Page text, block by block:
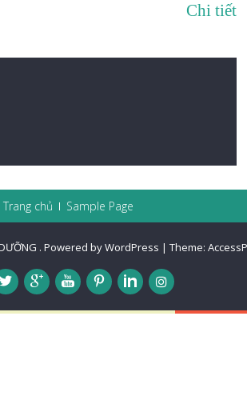
Chi tiết
Trang chủ Sample Page
. Powered by WordPress | Theme: